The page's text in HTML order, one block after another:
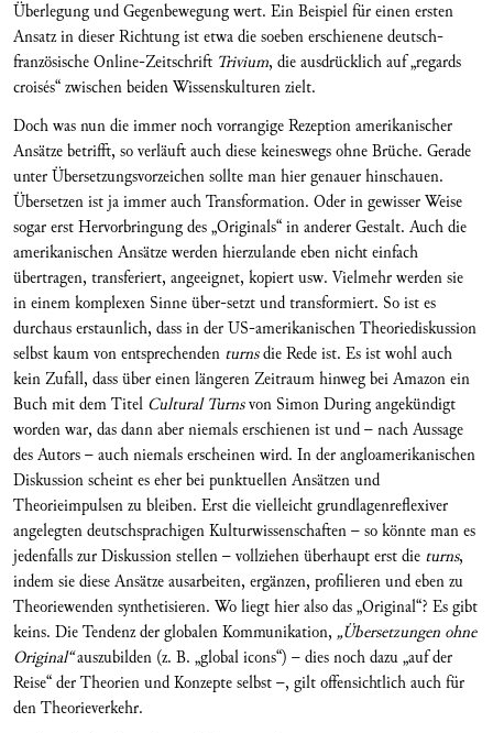
Überlegung und Gegenbewegung wert. Ein Beispiel für einen ersten
Ansatz in dieser Richtung ist etwa die soeben erschienene deutsch-
französische Online-Zeitschrift Trivium, die ausdrücklich auf „regards
croisés“ zwischen beiden Wissenskulturen zielt.
Doch was nun die immer noch vorrangige Rezeption amerikanischer
Ansätze betrifft, so verläuft auch diese keineswegs ohne Brüche. Gerade
unter Übersetzungsvorzeichen sollte man hier genauer hinschauen.
Übersetzen ist ja immer auch Transformation. Oder in gewisser Weise
sogar erst Hervorbringung des „Originals“ in anderer Gestalt. Auch die
amerikanischen Ansätze werden hierzulande eben nicht einfach
übertragen, transferiert, angeeignet, kopiert usw. Vielmehr werden sie
in einem komplexen Sinne über-setzt und transformiert. So ist es
durchaus erstaunlich, dass in der US-amerikanischen Theoriediskussion
selbst kaum von entsprechenden turnsdie Rede ist. Es ist wohl auch
kein Zufall, dass über einen längeren Zeitraum hinweg bei Amazon ein
Buch mit dem Titel Cultural Turnsvon Simon During angekündigt
worden war, das dann aber niemals erschienen ist und – nach Aussage
des Autors – auch niemals erscheinen wird. In der angloamerikanischen
Diskussion scheint es eher bei punktuellen Ansätzen und
Theorieimpulsen zu bleiben. Erst die vielleicht grundlagenreflexiver
angelegten deutschsprachigen Kulturwissenschaften – so könnte man es
jedenfalls zur Diskussion stellen – vollziehen überhaupt erst die turns,
indem sie diese Ansätze ausarbeiten, ergänzen, profilieren und eben zu
Theoriewenden synthetisieren. Wo liegt hier also das „Original“? Es gibt
keins. Die Tendenz der globalen Kommunikation, „Übersetzungen ohne
Original“auszubilden (z. B. „global icons“) – dies noch dazu „auf der
Reise“ der Theorien und Konzepte selbst –, gilt offensichtlich auch für
den Theorieverkehr.